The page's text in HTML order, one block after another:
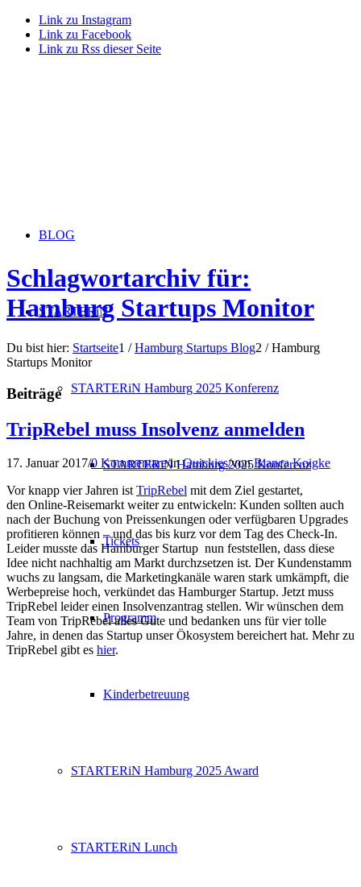
Link zu Instagram
Link zu Facebook
Link zu Rss dieser Seite
BLOG
STARTERiN
STARTERiN Hamburg 2025 Konferenz
STARTERiN Hamburg 2025 Konferenz
Tickets
Programm
Kinderbetreuung
STARTERiN Hamburg 2025 Award
STARTERiN Lunch
Schlagwortarchiv für:
Hamburg Startups Monitor
Du bist hier: Startseite1 / Hamburg Startups Blog2 / Hamburg
Startups Monitor
Beiträge
TripRebel muss Insolvenz anmelden
17. Januar 2017/0 Kommentare/inQuickies/vonBianca Koigke
Vor knapp vier Jahren istTripRebel mit dem Ziel gestartet,
den Online-Reisemarkt weiter zu entwickeln: Kunden sollten auch
nach der Buchung von Preissenkungen oder verfügbaren Upgrades
profitieren können – und das bis kurz vor dem Tag des Check-In.
Leider musste das Hamburger Startup nun feststellen, dass diese
Idee nicht nachhaltig am Markt durchzsetzen ist. Der Kundenstamm
wuchs zu langsam, die Marketingkanäle waren stark umkämpft, die
Werbepreise hoch, verkündet das Hamburger Startup. Jetzt muss
TripRebel leider einen Insolvenzantrag stellen. Wir wünschen dem
Team von TripRebel alles Gute und bedanken uns für vier tolle
Jahre, in denen das Startup unser Ökosystem bereichert hat. Mehr zu
TripRebel gibt es hier.